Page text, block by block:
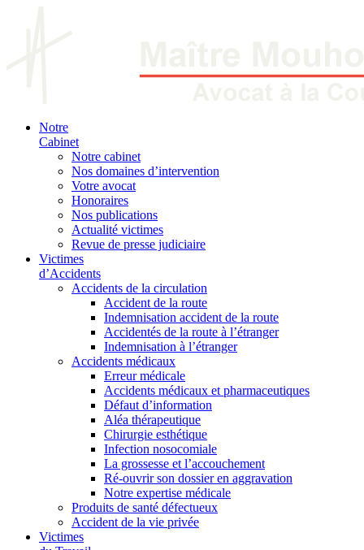
Notre
Cabinet
Notre cabinet
Nos domaines d’intervention
Votre avocat
Honoraires
Nos publications
Actualité victimes
Revue de presse judiciaire
Victimes
d’Accidents
Accidents de la circulation
Accident de la route
Indemnisation accident de la route
Accidentés de la route à l’étranger
Indemnisation à l’étranger
Accidents médicaux
Erreur médicale
Accidents médicaux et pharmaceutiques
Défaut d’information
Aléa thérapeutique
Chirurgie esthétique
Infection nosocomiale
La grossesse et l’accouchement
Ré-ouvrir son dossier en aggravation
Notre expertise médicale
Produits de santé défectueux
Accident de la vie privée
Victimes